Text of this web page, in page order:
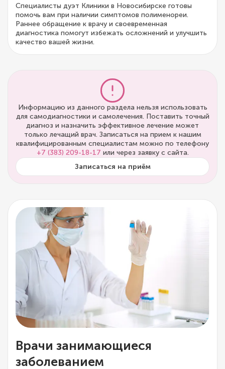
Специалисты дуэт Клиники в Новосибирске готовы
помочь вам при наличии симптомов полименореи.
Раннее обращение к врачу и своевременная
диагностика помогут избежать осложнений и улучшить
качество вашей жизни.
Информацию из данного раздела нельзя использовать
для самодиагностики и самолечения. Поставить точный
диагноз и назначить эффективное лечение может
только лечащий врач. Записаться на прием к нашим
квалифицированным специалистам можно по телефону
+7 (383) 209-18-17 или через заявку с сайта.
Записаться на приём
Врачи занимающиеся
заболеванием